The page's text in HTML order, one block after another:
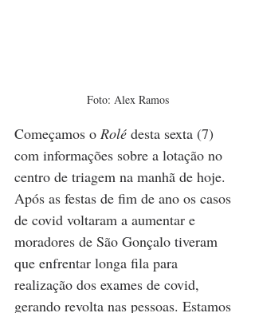
Foto: Alex Ramos
Começamos o Rolé desta sexta (7)
com informações sobre a lotação no
centro de triagem na manhã de hoje.
Após as festas de fim de ano os casos
de covid voltaram a aumentar e
moradores de São Gonçalo tiveram
que enfrentar longa fila para
realização dos exames de covid,
gerando revolta nas pessoas. Estamos